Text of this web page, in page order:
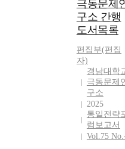
극동문제
구소 간행
도서목록
편집부(편집
자)
경남대학
극동문제
구소
2025
통일전략
럼보고서
Vol.75